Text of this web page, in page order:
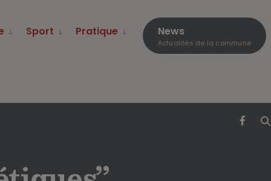
Sport Pratique News
Actualités de la commune